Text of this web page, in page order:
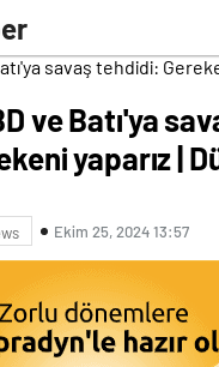
ve Batı'ya
yaparız |
Ekim 25, 2024 13:57